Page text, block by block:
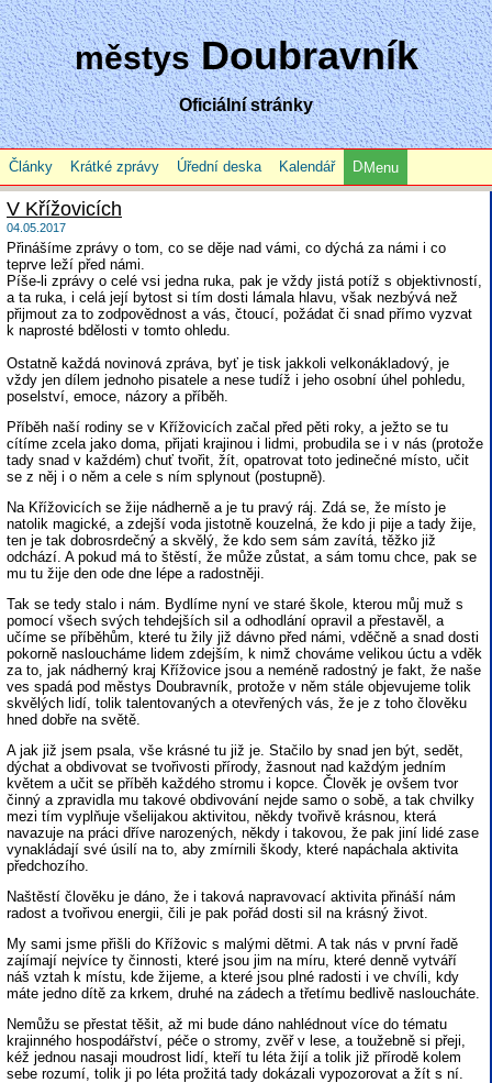
městysDoubravník
Oficiální stránky
Články Krátké zprávy Úřední deska Kalendář Menu
V Křížovicích
04.05.2017
Přinášíme zprávy o tom, co se děje nad vámi, co dýchá za námi i co
teprve leží před námi.
Píše-li zprávy o celé vsi jedna ruka, pak je vždy jistá potíž s objektivností,
a ta ruka, i celá její bytost si tím dosti lámala hlavu, však nezbývá než
přijmout za to zodpovědnost a vás, čtoucí, požádat či snad přímo vyzvat
k naprosté bdělosti v tomto ohledu.
Ostatně každá novinová zpráva, byť je tisk jakkoli velkonákladový, je
vždy jen dílem jednoho pisatele a nese tudíž i jeho osobní úhel pohledu,
poselství, emoce, názory a příběh.
Příběh naší rodiny se v Křížovicích začal před pěti roky, a ježto se tu
cítíme zcela jako doma, přijati krajinou i lidmi, probudila se i v nás (protože
tady snad v každém) chuť tvořit, žít, opatrovat toto jedinečné místo, učit
se z něj i o něm a cele s ním splynout (postupně).
Na Křížovicích se žije nádherně a je tu pravý ráj. Zdá se, že místo je
natolik magické, a zdejší voda jistotně kouzelná, že kdo ji pije a tady žije,
ten je tak dobrosrdečný a skvělý, že kdo sem sám zavítá, těžko již
odchází. A pokud má to štěstí, že může zůstat, a sám tomu chce, pak se
mu tu žije den ode dne lépe a radostněji.
Tak se tedy stalo i nám. Bydlíme nyní ve staré škole, kterou můj muž s
pomocí všech svých tehdejších sil a odhodlání opravil a přestavěl, a
učíme se příběhům, které tu žily již dávno před námi, vděčně a snad dosti
pokorně nasloucháme lidem zdejším, k nimž chováme velikou úctu a vděk
za to, jak nádherný kraj Křížovice jsou a neméně radostný je fakt, že naše
ves spadá pod městys Doubravník, protože v něm stále objevujeme tolik
skvělých lidí, tolik talentovaných a otevřených vás, že je z toho člověku
hned dobře na světě.
A jak již jsem psala, vše krásné tu již je. Stačilo by snad jen být, sedět,
dýchat a obdivovat se tvořivosti přírody, žasnout nad každým jedním
květem a učit se příběh každého stromu i kopce. Člověk je ovšem tvor
činný a zpravidla mu takové obdivování nejde samo o sobě, a tak chvilky
mezi tím vyplňuje všelijakou aktivitou, někdy tvořivě krásnou, která
navazuje na práci dříve narozených, někdy i takovou, že pak jiní lidé zase
vynakládají své úsilí na to, aby zmírnili škody, které napáchala aktivita
předchozího.
Naštěstí člověku je dáno, že i taková napravovací aktivita přináší nám
radost a tvořivou energii, čili je pak pořád dosti sil na krásný život.
My sami jsme přišli do Křížovic s malými dětmi. A tak nás v první řadě
zajímají nejvíce ty činnosti, které jsou jim na míru, které denně vytváří
náš vztah k místu, kde žijeme, a které jsou plné radosti i ve chvíli, kdy
máte jedno dítě za krkem, druhé na zádech a třetímu bedlivě nasloucháte.
Nemůžu se přestat těšit, až mi bude dáno nahlédnout více do tématu
krajinného hospodářství, péče o stromy, zvěř v lese, a toužebně si přeji,
kéž jednou nasaji moudrost lidí, kteří tu léta žijí a tolik již přírodě kolem
sebe rozumí, tolik ji po léta prožitá tady dokázali vypozorovat a žít s ní.